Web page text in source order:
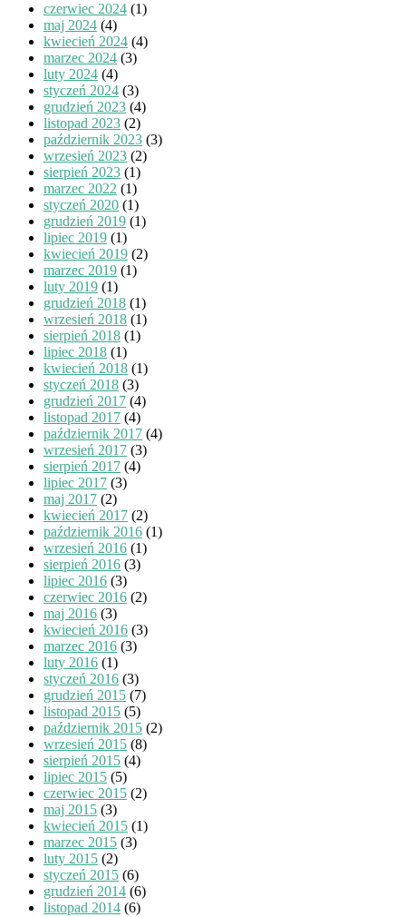
czerwiec 2024 (1)
maj 2024 (4)
kwiecień 2024 (4)
marzec 2024 (3)
luty 2024 (4)
styczeń 2024 (3)
grudzień 2023 (4)
listopad 2023 (2)
październik 2023 (3)
wrzesień 2023 (2)
sierpień 2023 (1)
marzec 2022 (1)
styczeń 2020 (1)
grudzień 2019 (1)
lipiec 2019 (1)
kwiecień 2019 (2)
marzec 2019 (1)
luty 2019 (1)
grudzień 2018 (1)
wrzesień 2018 (1)
sierpień 2018 (1)
lipiec 2018 (1)
kwiecień 2018 (1)
styczeń 2018 (3)
grudzień 2017 (4)
listopad 2017 (4)
październik 2017 (4)
wrzesień 2017 (3)
sierpień 2017 (4)
lipiec 2017 (3)
maj 2017 (2)
kwiecień 2017 (2)
październik 2016 (1)
wrzesień 2016 (1)
sierpień 2016 (3)
lipiec 2016 (3)
czerwiec 2016 (2)
maj 2016 (3)
kwiecień 2016 (3)
marzec 2016 (3)
luty 2016 (1)
styczeń 2016 (3)
grudzień 2015 (7)
listopad 2015 (5)
październik 2015 (2)
wrzesień 2015 (8)
sierpień 2015 (4)
lipiec 2015 (5)
czerwiec 2015 (2)
maj 2015 (3)
kwiecień 2015 (1)
marzec 2015 (3)
luty 2015 (2)
styczeń 2015 (6)
grudzień 2014 (6)
listopad 2014 (6)